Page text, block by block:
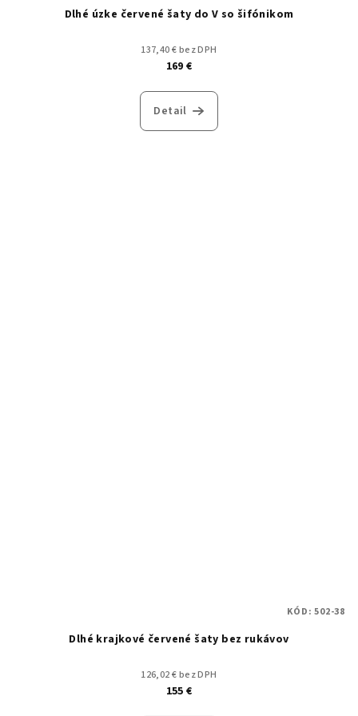
Dlhé úzke červené šaty do V so šifónikom
137,40 € bez DPH
169 €
Detail
Dlhé krajkové červené šaty bez rukávov
126,02 € bez DPH
155 €
KÓD:502-38